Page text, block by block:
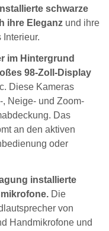
schwarze
ihre Eleganz und ihre
im Hintergrund
98-Zoll-Display
Diese Kameras
, Neige- und Zoom-
Das
an den aktiven
oder
installierte
Die
von
Handmikrofone und